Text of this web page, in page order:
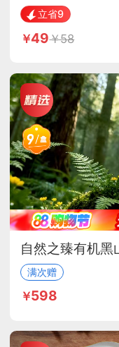
工烘焙
立省9
49 58
自然之臻有机黑
满次赠
598